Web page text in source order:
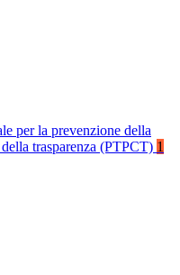
per la prevenzione della
trasparenza (PTPCT) 1